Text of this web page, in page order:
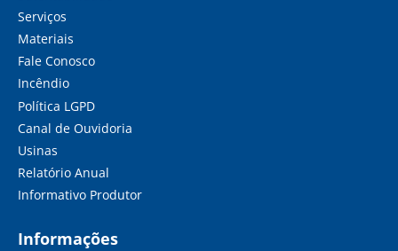
Serviços
Materiais
Fale Conosco
Incêndio
Política LGPD
Canal de Ouvidoria
Usinas
Relatório Anual
Informativo Produtor
Informações